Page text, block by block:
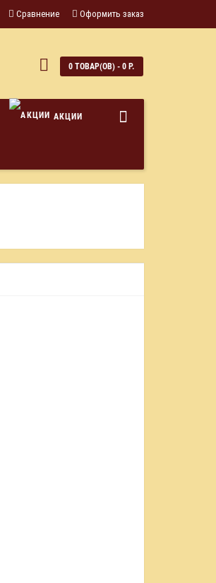
Сравнение Оформить заказ
0 ТОВАР(ОВ) - 0 Р.
АКЦИИ